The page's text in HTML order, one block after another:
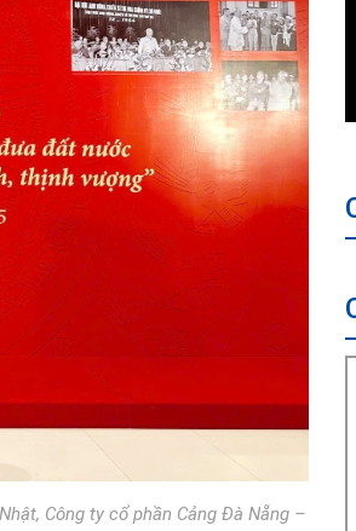
Công ty cổ phần Cảng Đà Nẵng –